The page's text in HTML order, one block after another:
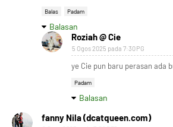
Balas Padam
Balasan
Roziah @ Cie
5 Ogos 2025 pada 7:30 PG
ye Cie pun baru perasan ada
Padam
Balasan
fanny Nila (dcatqueen.com)